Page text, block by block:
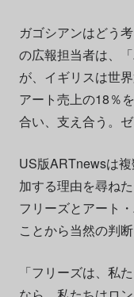
ガゴシアンはどう
の広報担当者は、
が、イギリスは世
アート売上の18％
合い、支え合う。
US版ARTnewsは
加する理由を尋ね
フリーズとアート
ことから当然の判
「フリーズは、私